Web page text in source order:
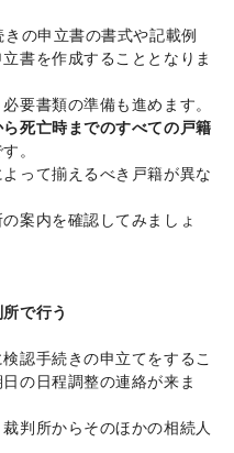
の申立書の書式や記載例
書を作成することとなりま
要書類の準備も進めます。
死亡時までのすべての戸籍
。
って揃えるべき戸籍が異な
案内を確認してみましょ
で行う
認手続きの申立てをするこ
の日程調整の連絡が来ま
判所からそのほかの相続人